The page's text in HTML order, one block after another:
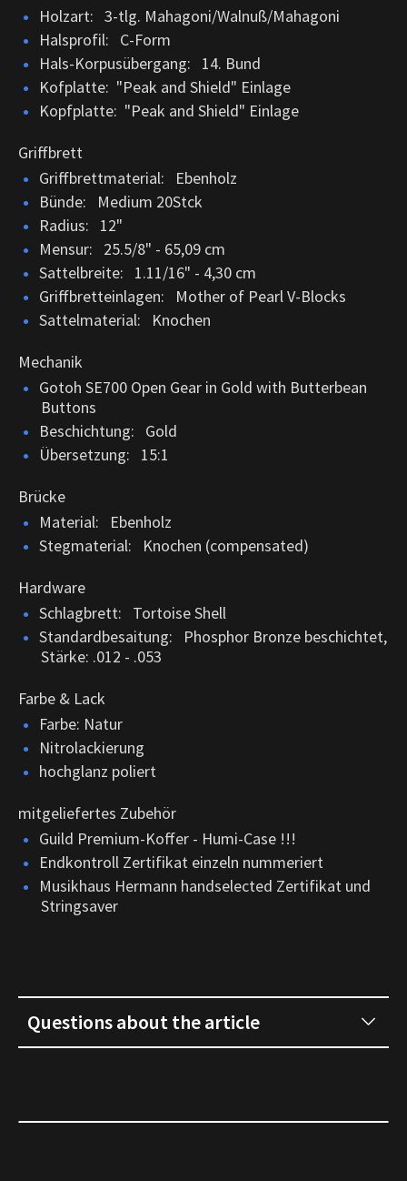
Holzart: 3-tlg. Mahagoni/Walnuß/Mahagoni
Halsprofil: C-Form
Hals-Korpusübergang: 14. Bund
Kofplatte: "Peak and Shield" Einlage
Kopfplatte: "Peak and Shield" Einlage
Griffbrett
Griffbrettmaterial: Ebenholz
Bünde: Medium 20Stck
Radius: 12"
Mensur: 25.5/8" - 65,09 cm
Sattelbreite: 1.11/16" - 4,30 cm
Griffbretteinlagen: Mother of Pearl V-Blocks
Sattelmaterial: Knochen
Mechanik
Gotoh SE700 Open Gear in Gold with Butterbean
Buttons
Beschichtung: Gold
Übersetzung: 15:1
Brücke
Material: Ebenholz
Stegmaterial: Knochen (compensated)
Hardware
Schlagbrett: Tortoise Shell
Standardbesaitung: Phosphor Bronze beschichtet,
Stärke: .012 - .053
Farbe & Lack
Farbe: Natur
Nitrolackierung
hochglanz poliert
mitgeliefertes Zubehör
Guild Premium-Koffer - Humi-Case !!!
Endkontroll Zertifikat einzeln nummeriert
Musikhaus Hermann handselected Zertifikat und
Stringsaver
Questions about the article